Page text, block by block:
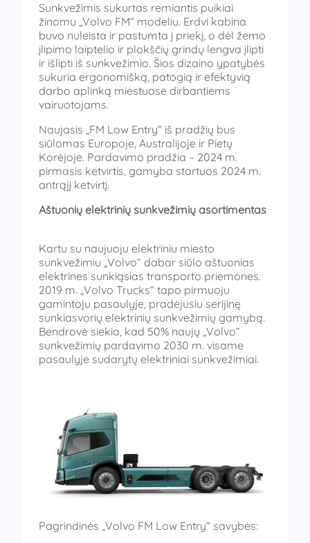
Sunkvežimis sukurtas remiantis puikiai
žinomu „Volvo FM“ modeliu. Erdvi kabina
buvo nuleista ir pastumta į priekį, o dėl žemo
įlipimo laiptelio ir plokščių grindų lengva įlipti
ir išlipti iš sunkvežimio. Šios dizaino ypatybės
sukuria ergonomišką, patogią ir efektyvią
darbo aplinką miestuose dirbantiems
vairuotojams.
Naujasis „FM Low Entry“ iš pradžių bus
siūlomas Europoje, Australijoje ir Pietų
Korėjoje. Pardavimo pradžia – 2024 m.
pirmasis ketvirtis, gamyba startuos 2024 m.
antrąjį ketvirtį.
Aštuonių elektrinių sunkvežimių asortimentas
Kartu su naujuoju elektriniu miesto
sunkvežimiu „Volvo“ dabar siūlo aštuonias
elektrines sunkiąsias transporto priemones.
2019 m. „Volvo Trucks“ tapo pirmuoju
gamintoju pasaulyje, pradėjusiu serijinę
sunkiasvorių elektrinių sunkvežimių gamybą.
Bendrovė siekia, kad 50% naujų „Volvo“
sunkvežimių pardavimo 2030 m. visame
pasaulyje sudarytų elektriniai sunkvežimiai.
Pagrindinės „Volvo FM Low Entry“ savybės: